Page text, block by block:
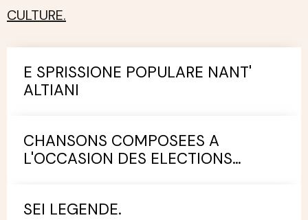
CULTURE.
E SPRISSIONE POPULARE NANT'
ALTIANI
CHANSONS COMPOSEES A
L'OCCASION DES ELECTIONS
SEI LEGENDE.